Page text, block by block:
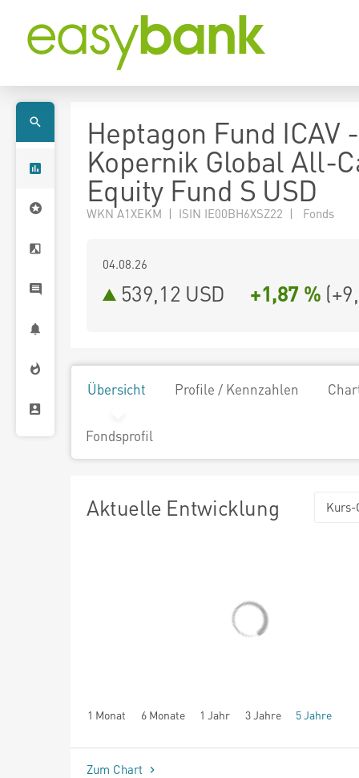
Heptagon Fund ICAV -
Kopernik Global All-
Equity Fund S USD
WKN A1XEKM | ISIN IE00BH6XSZ22 | Fonds
04.08.26
539,12 USD +1,87 % (
Übersicht Profile / Kennzahlen
Fondsprofil
Aktuelle Entwicklung Kurs-
1 Monat 6 Monate 1 Jahr 3 Jahre 5 Jahre
seit Beginn
Zum Chart